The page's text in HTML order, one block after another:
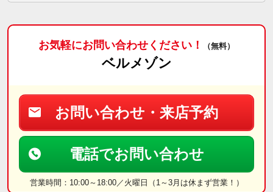
お気軽にお問い合わせください！ （無料）
ベルメゾン
お問い合わせ・来店予約
電話でお問い合わせ
営業時間：10:00～18:00／火曜日（1～3月は休まず営業！）